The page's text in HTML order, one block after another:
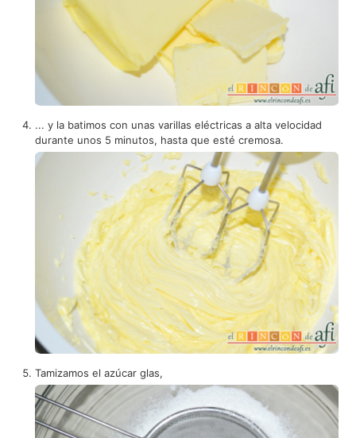
... y la batimos con unas varillas eléctricas a alta velocidad
durante unos 5 minutos, hasta que esté cremosa.
Tamizamos el azúcar glas,